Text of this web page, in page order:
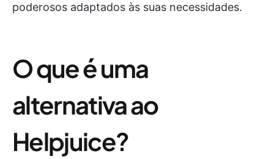
poderosos adaptados às suas necessidades.
O que é uma
alternativa ao
Helpjuice?